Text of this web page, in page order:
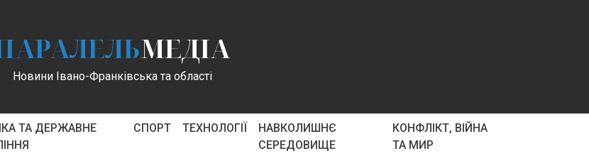
МЕДІА
Новини Івано-Франківська та області
ТА ДЕРЖАВНЕ
СПОРТ ТЕХНОЛОГІЇ
НАВКОЛИШНЄ
СЕРЕДОВИЩЕ
КОНФЛІКТ, ВІЙНА
ТА МИР